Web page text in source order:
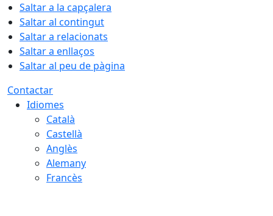
Saltar a la capçalera
Saltar al contingut
Saltar a relacionats
Saltar a enllaços
Saltar al peu de pàgina
Contactar
Idiomes
Català
Castellà
Anglès
Alemany
Francès